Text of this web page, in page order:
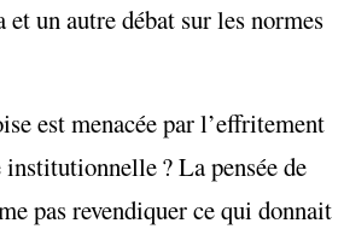
et un autre débat sur les normes
est menacée par l’effritement
? La pensée de
pas revendiquer ce qui donnait